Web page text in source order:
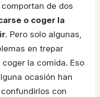
comportan de dos
o coger la
. Pero solo algunas,
en trepar
la comida. Eso
ocasión han
con